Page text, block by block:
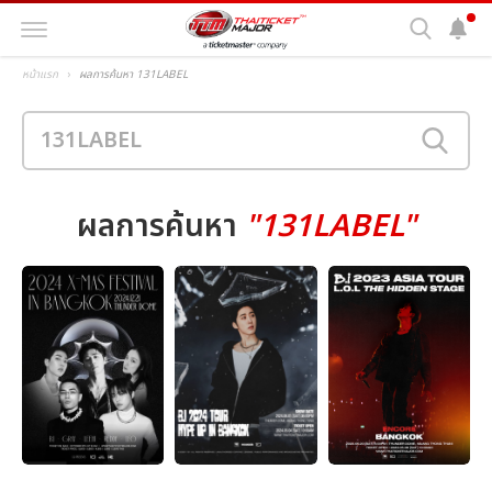
หน้าแรก ผลการค้นหา 131LABEL
ผลการค้นหา "131LABEL"